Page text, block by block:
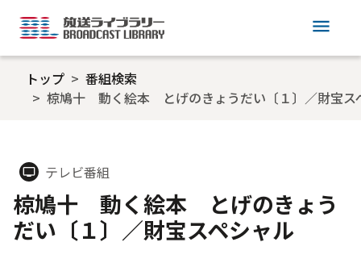
menu
トップ
番組検索
椋鳩十 動く絵本 とげのきょうだい〔１〕／財宝ス
tv テレビ番組
椋鳩十 動く絵本 とげのきょう
だい〔１〕／財宝スペシャル